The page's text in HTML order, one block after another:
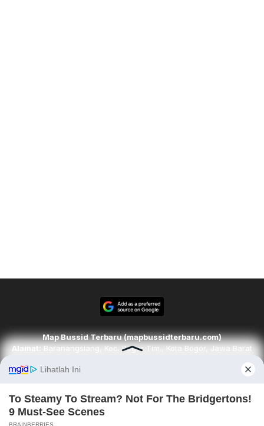
Map Bussid Terbaru (mapbussidterbaru.com)
Alamat: Baranangsiang, Kec. Bogor Tim., Kota Bogor, Jawa Barat
Email:
Ikuti kami di